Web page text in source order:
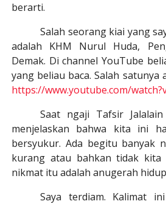
berarti.
Salah seorang kiai yang
adalah KHM Nurul Huda,
Demak. Di channel YouTube
yang beliau baca. Salah satunya
https://www.youtube.com/
Saat ngaji Tafsir
menjelaskan bahwa kita ini
bersyukur. Ada begitu banyak
kurang atau bahkan tidak kita
nikmat itu adalah anugerah
Saya terdiam. Kalimat